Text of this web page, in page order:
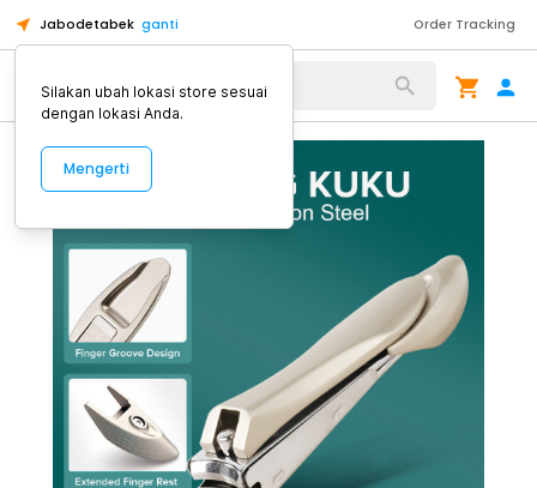
Jabodetabek ganti Order Tracking
Alat Kopi
Silakan ubah lokasi store sesuai
dengan lokasi Anda.
Mengerti